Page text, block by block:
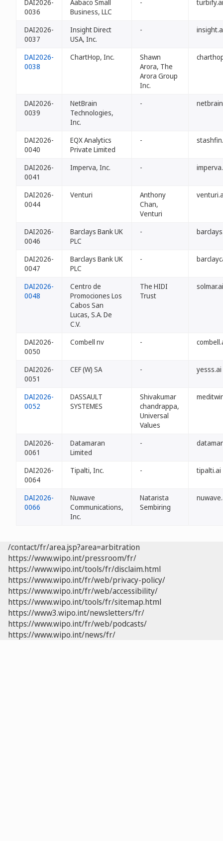
DAI2026-
0036
Aabaco Small
Business, LLC
- turbify.ai
DAI2026-
0037
Insight Direct
USA, Inc.
-
DAI2026-
0038
ChartHop, Inc.
Shawn
Arora, The
Arora Group
Inc.
DAI2026-
0039
NetBrain
Technologies,
Inc.
-
DAI2026-
0040
EQX Analytics
Private Limited
-
DAI2026-
0041
Imperva, Inc. -
DAI2026-
0044
Venturi
Anthony
Chan,
Venturi
DAI2026-
0046
Barclays Bank UK
PLC
-
DAI2026-
0047
Barclays Bank UK
PLC
-
DAI2026-
0048
Centro de
Promociones Los
Cabos San
Lucas, S.A. De
C.V.
The HIDI
Trust
solmar.ai
DAI2026-
0050
Combell nv -
DAI2026-
0051
CEF (W) SA - yesss.ai
DAI2026-
0052
DASSAULT
SYSTEMES
Shivakumar
chandrappa,
Universal
Values
DAI2026-
0061
Datamaran
Limited
-
DAI2026-
0064
Tipalti, Inc. - tipalti.ai
DAI2026-
0066
Nuwave
Communications,
Inc.
Natarista
Sembiring
/contact/fr/area.jsp?area=arbitration
https://www.wipo.int/pressroom/fr/
https://www.wipo.int/tools/fr/disclaim.html
https://www.wipo.int/fr/web/privacy-policy/
https://www.wipo.int/fr/web/accessibility/
https://www.wipo.int/tools/fr/sitemap.html
https://www3.wipo.int/newsletters/fr/
https://www.wipo.int/fr/web/podcasts/
https://www.wipo.int/news/fr/